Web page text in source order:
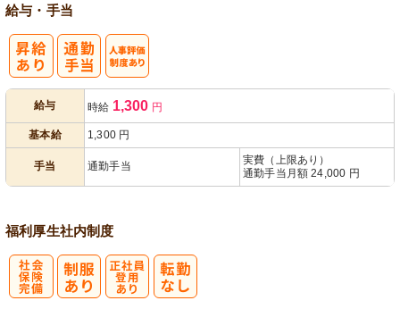
給与・手当
給与 時給 1,300 円
基本給 1,300円
手当 通勤手当
実費（上限あり）
通勤手当月額 24,000 円
福利厚生社内制度